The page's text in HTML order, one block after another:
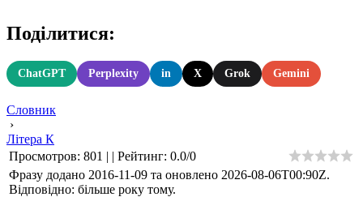
Поділитися:
ChatGPT Perplexity in X Grok Gemini
Словник
›
Літера К
Просмотров: 801 | | Рейтинг: 0.0/0
Фразу додано 2016-11-09 та оновлено 2026-08-06T00:90Z.
Відповідно: більше року тому.